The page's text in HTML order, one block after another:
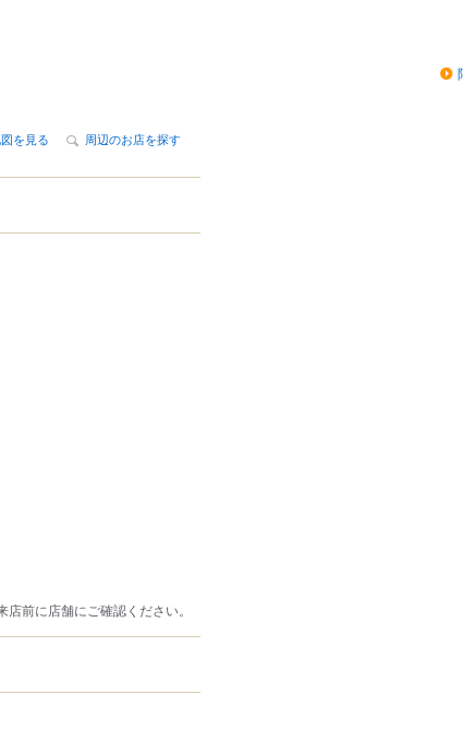
を見る 周辺のお店を探す
前に店舗にご確認ください。